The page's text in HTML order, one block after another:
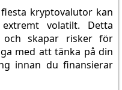
kryptovalutor kan
volatilt. Detta
och skapar risker för
med att tänka på din
innan du finansierar